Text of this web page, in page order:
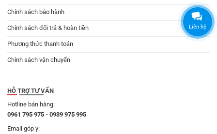
Chính sách bảo hành
Chính sách đổi trả & hoàn tiền
Phương thức thanh toán
Chính sách vận chuyển
HỖ TRỢ TƯ VẤN
Hotline bán hàng:
0961 795 975 - 0939 975 995
Email góp ý:
Liên hệ